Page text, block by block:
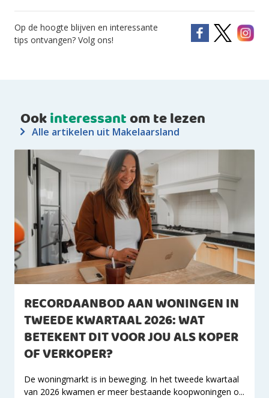
Op de hoogte blijven en interessante
tips ontvangen? Volg ons!
Ookinteressantom te lezen
Alle artikelen uit Makelaarsland
RECORDAANBOD AAN WONINGEN IN
TWEEDE KWARTAAL 2026: WAT
BETEKENT DIT VOOR JOU ALS KOPER
OF VERKOPER?
De woningmarkt is in beweging. In het tweede kwartaal
van 2026 kwamen er meer bestaande koopwoningen o...